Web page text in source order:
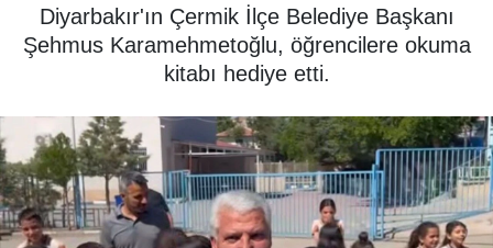
Diyarbakır'ın Çermik İlçe Belediye Başkanı
Şehmus Karamehmetoğlu, öğrencilere okuma
kitabı hediye etti.
ÖZEL HABER
SPOR
ÇEVRE
YAŞAM